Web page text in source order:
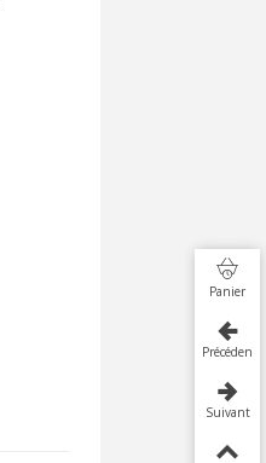
Panier
Précédent
Suivant